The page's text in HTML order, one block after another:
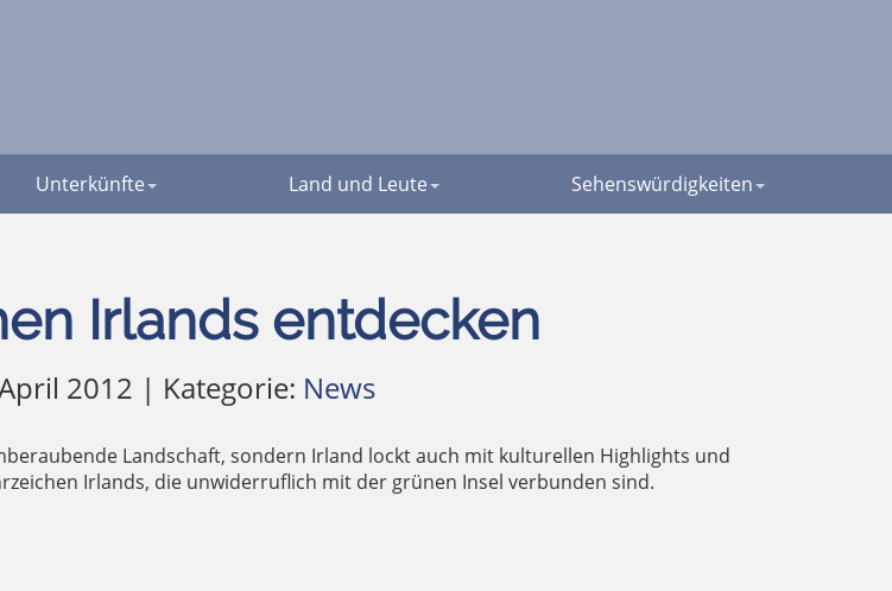
Unterkünfte Land und Leute Sehenswürdigkeiten
Irlands entdecken
2012 | Kategorie: News
Landschaft, sondern Irland lockt auch mit kulturellen Highlights und
Irlands, die unwiderruflich mit der grünen Insel verbunden sind.